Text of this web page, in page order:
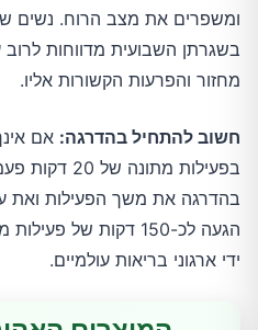
ומשפרים את מצב הרוח. נשים
בשגרתן השבועית מדווחות
מחזור והפרעות הקשורות אליו.
חשוב להתחיל בהדרגה: אם
בפעילות
בהדרגה את משך הפעילות ואת
הגעה לכ-150 דקות של
ידי ארגוני בריאות עולמיים.